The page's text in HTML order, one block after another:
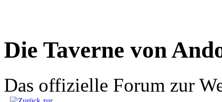
Die Taverne von
Das offizielle Forum zur